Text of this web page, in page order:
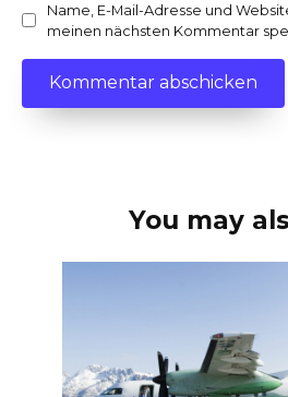
Name, E-Mail-Adresse und
meinen nächsten Kommentar
You may